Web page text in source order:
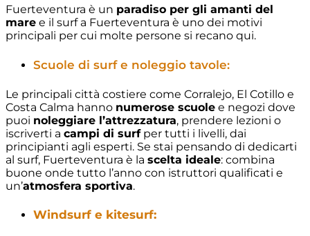
Fuerteventura è un paradiso per gli amanti del
mare e il surf a Fuerteventura è uno dei motivi
principali per cui molte persone si recano qui.
Scuole di surf e noleggio tavole:
Le principali città costiere come Corralejo, El Cotillo e
Costa Calma hanno numerose scuole e negozi dove
puoi noleggiare l’attrezzatura, prendere lezioni o
iscriverti a campi di surfper tutti i livelli, dai
principianti agli esperti. Se stai pensando di dedicarti
al surf, Fuerteventura è la scelta ideale: combina
buone onde tutto l’anno con istruttori qualificati e
un’atmosfera sportiva.
Windsurf e kitesurf: